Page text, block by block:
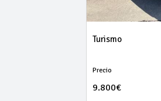
Turismo
Precio
9.800€